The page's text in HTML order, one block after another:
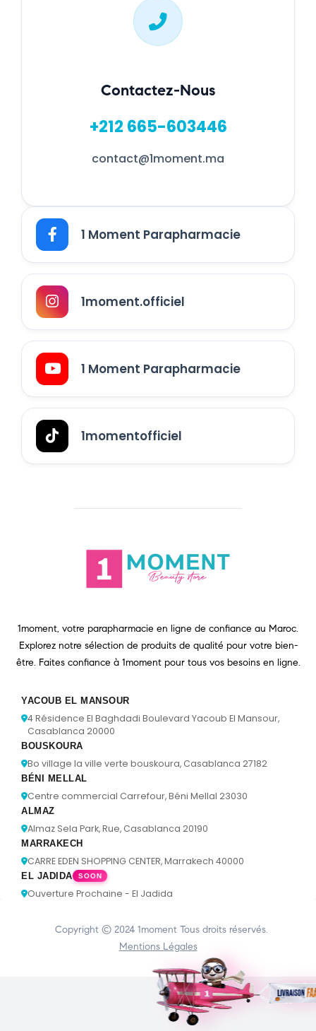
Contactez-Nous
+212 665-603446
contact@1moment.ma
1 Moment Parapharmacie
1moment.officiel
1 Moment Parapharmacie
1momentofficiel
1moment, votre parapharmacie en ligne de confiance au Maroc.
Explorez notre sélection de produits de qualité pour votre bien-
être. Faites confiance à 1moment pour tous vos besoins en ligne.
YACOUB EL MANSOUR
4 Résidence El Baghdadi Boulevard Yacoub El Mansour,
Casablanca 20000
BOUSKOURA
Bo village la ville verte bouskoura, Casablanca 27182
BÉNI MELLAL
Centre commercial Carrefour, Béni Mellal 23030
ALMAZ
Almaz Sela Park, Rue, Casablanca 20190
MARRAKECH
CARRE EDEN SHOPPING CENTER, Marrakech 40000
EL JADIDA SOON
Ouverture Prochaine - El Jadida
Copyright © 2024 1moment Tous droits réservés.
Mentions Légales